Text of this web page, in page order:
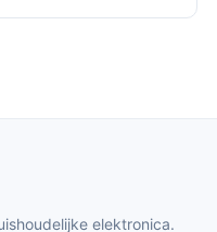
elektronica.